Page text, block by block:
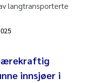
langtransporterte
innsjøer i